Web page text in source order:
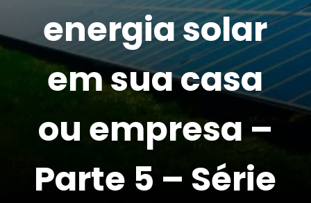
energia solar
em sua casa
ou empresa –
Parte 5 – Série